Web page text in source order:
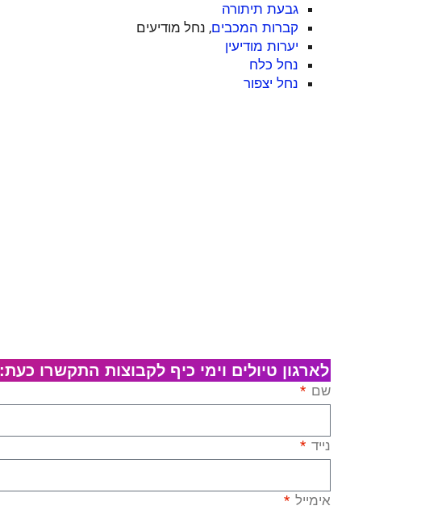
גבעת תיתורה
קברות המכבים, נחל מודיעים
יערות מודיעין
נחל כלח
נחל יצפור
לארגון טיולים וימי כיף לקבוצות התקשרו כעת: 052-2973937
שם
נייד
אימייל